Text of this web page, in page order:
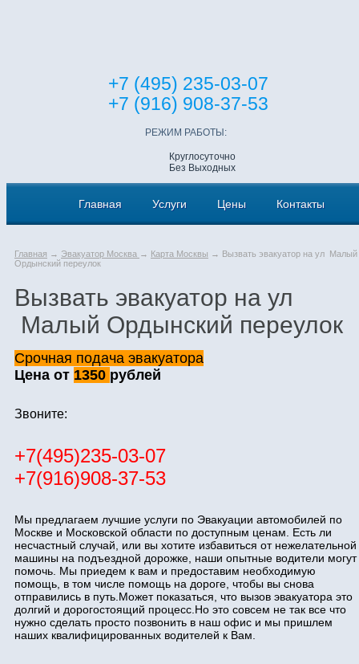
+7 (495) 235-03-07
+7 (916) 908-37-53
РЕЖИМ РАБОТЫ:
Круглосуточно
Без Выходных
Главная Услуги Цены Контакты
Главная → Эвакуатор Москва → Карта Москвы → Вызвать эвакуатор на ул Малый
Ордынский переулок
Вызвать эвакуатор на ул
Малый Ордынский переулок
Срочная подача эвакуатора
Цена от 1350 рублей
Звоните:
+7(495)235-03-07
+7(916)908-37-53
Мы предлагаем лучшие услуги по Эвакуации автомобилей по
Москве и Московской области по доступным ценам. Есть ли
несчастный случай, или вы хотите избавиться от нежелательной
машины на подъездной дорожке, наши опытные водители могут
помочь. Мы приедем к вам и предоставим необходимую
помощь, в том числе помощь на дороге, чтобы вы снова
отправились в путь.Может показаться, что вызов эвакуатора это
долгий и дорогостоящий процесс.Но это совсем не так все что
нужно сделать просто позвонить в наш офис и мы пришлем
наших квалифицированных водителей к Вам.